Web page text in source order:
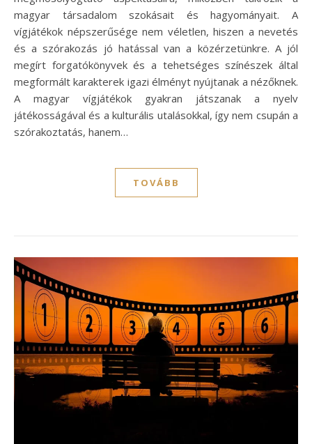
magyar társadalom szokásait és hagyományait. A
vígjátékok népszerűsége nem véletlen, hiszen a nevetés
és a szórakozás jó hatással van a közérzetünkre. A jól
megírt forgatókönyvek és a tehetséges színészek által
megformált karakterek igazi élményt nyújtanak a nézőknek.
A magyar vígjátékok gyakran játszanak a nyelv
játékosságával és a kulturális utalásokkal, így nem csupán a
szórakoztatás, hanem…
TOVÁBB